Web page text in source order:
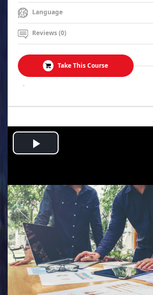
Language
Reviews (0)
Take This Course
.
Play